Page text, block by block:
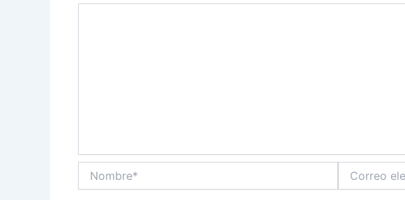
electrónico*